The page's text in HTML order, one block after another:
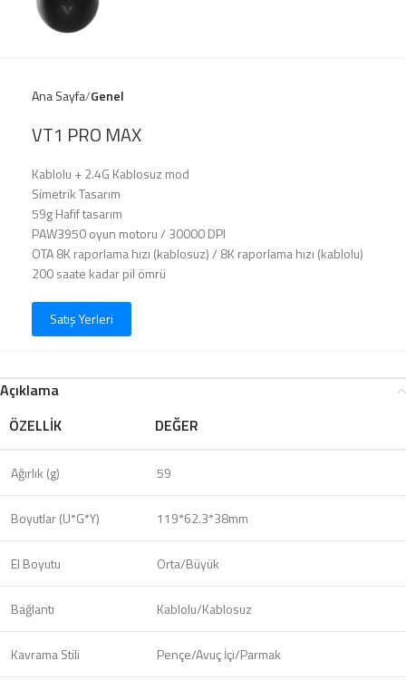
Ana Sayfa Genel
VT1 PRO MAX
Kablolu + 2.4G Kablosuz mod
Simetrik Tasarım
59g Hafif tasarım
PAW3950 oyun motoru / 30000 DPI
OTA 8K raporlama hızı (kablosuz) / 8K raporlama hızı (kablolu)
200 saate kadar pil ömrü
Satış Yerleri
Açıklama
ÖZELLIK
DEĞER
Ağırlık (g) 59
Boyutlar (U*G*Y) 119*62.3*38mm
El Boyutu Orta/Büyük
Bağlantı Kablolu/Kablosuz
Kavrama Stili Pençe/Avuç İçi/Parmak